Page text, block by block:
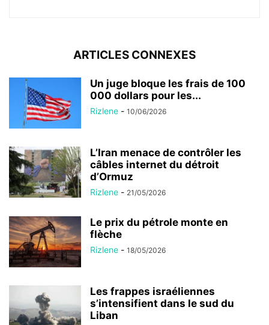
ARTICLES CONNEXES
Un juge bloque les frais de 100
000 dollars pour les...
Rizlene - 10/06/2026
L’Iran menace de contrôler les
câbles internet du détroit
d’Ormuz
Rizlene - 21/05/2026
Le prix du pétrole monte en
flèche
Rizlene - 18/05/2026
Les frappes israéliennes
s’intensifient dans le sud du
Liban